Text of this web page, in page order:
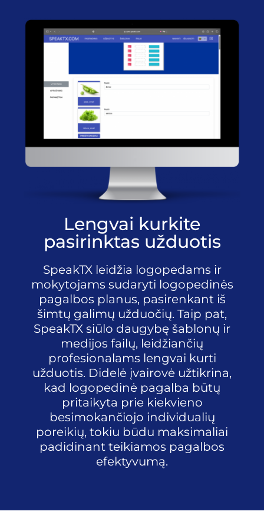
Lengvai kurkite
pasirinktas užduotis
SpeakTX leidžia logopedams ir
mokytojams sudaryti logopedinės
pagalbos planus, pasirenkant iš
šimtų galimų užduočių. Taip pat,
SpeakTX siūlo daugybę šablonų ir
medijos failų, leidžiančių
profesionalams lengvai kurti
užduotis. Didelė įvairovė užtikrina,
kad logopedinė pagalba būtų
pritaikyta prie kiekvieno
besimokančiojo individualių
poreikių, tokiu būdu maksimaliai
padidinant teikiamos pagalbos
efektyvumą.